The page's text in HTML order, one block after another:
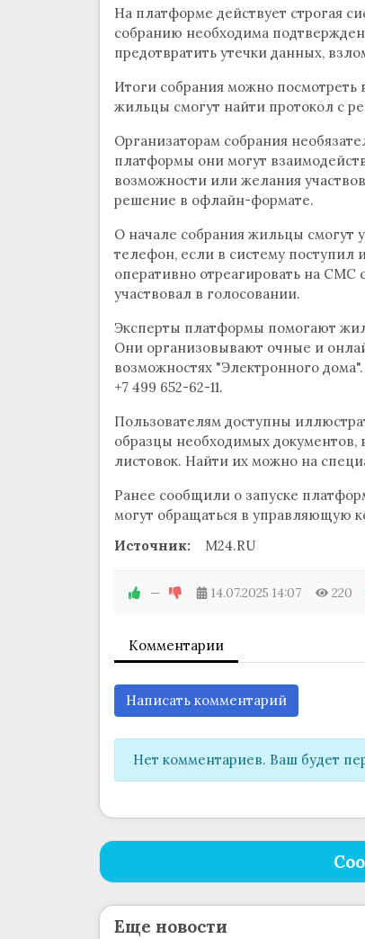
На платформе действует строгая
собранию необходима
предотвратить утечки данных,
Итоги собрания можно посмотреть
жильцы смогут найти протокол с
Организаторам собрания
платформы они могут
возможности или желания
решение в офлайн-формате.
О начале собрания жильцы смогут
телефон, если в систему поступил
оперативно отреагировать на
участвовал в голосовании.
Эксперты платформы помогают
Они организовывают очные и
возможностях "Электронного
+7 499 652⁠-62⁠-11.
Пользователям доступны
образцы необходимых
листовок. Найти их можно на
Ранее сообщили о запуске
могут обращаться в управляющую
Источник:
M24.RU
— 14.07.2025 14:07 220
Комментарии
Написать комментарий
Нет комментариев. Ваш будет
Еще новости